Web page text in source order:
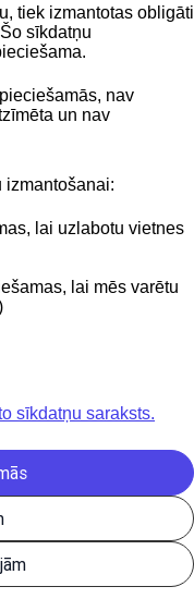
tiek izmantotas obligāti
sīkdatņu
nav
un nav
izmantošanai:
lai uzlabotu vietnes
lai mēs varētu
sīkdatņu saraksts.
Lapas karte
paziņojums
Kontakti
tālrunis:
mums
pārpublicēšanas
sistēmu obligāta. |
(production)